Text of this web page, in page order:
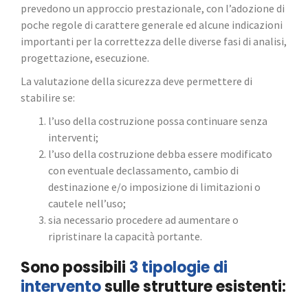
prevedono un approccio prestazionale, con l’adozione di
poche regole di carattere generale ed alcune indicazioni
importanti per la correttezza delle diverse fasi di analisi,
progettazione, esecuzione.
La valutazione della sicurezza deve permettere di
stabilire se:
l’uso della costruzione possa continuare senza
interventi;
l’uso della costruzione debba essere modificato
con eventuale declassamento, cambio di
destinazione e/o imposizione di limitazioni o
cautele nell’uso;
sia necessario procedere ad aumentare o
ripristinare la capacità portante.
Sono possibili 3 tipologie di
interventosulle strutture esistenti: